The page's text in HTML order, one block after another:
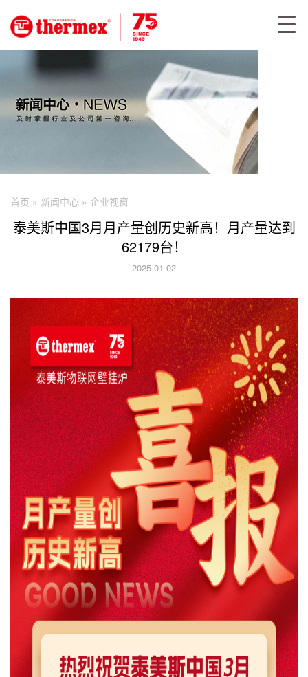
首页 » 新闻中心 » 企业视窗
泰美斯中国3月月产量创历史新高！月产量达到
62179台！
2025-01-02